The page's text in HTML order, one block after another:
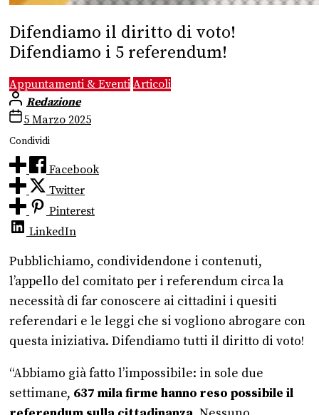
Difendiamo il diritto di voto!
Difendiamo i 5 referendum!
Appuntamenti & Eventi Articoli
Redazione
5 Marzo 2025
Condividi
Facebook
Twitter
Pinterest
LinkedIn
Pubblichiamo, condividendone i contenuti,
l’appello del comitato per i referendum circa la
necessità di far conoscere ai cittadini i quesiti
referendari e le leggi che si vogliono abrogare con
questa iniziativa. Difendiamo tutti il diritto di voto!
“Abbiamo già fatto l’impossibile: in sole due
settimane, 637 mila firme hanno reso possibile il